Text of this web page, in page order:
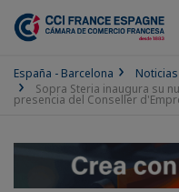
España - Barcelona
Noticias
Sopra Steria inaugura su
presencia del Conseller